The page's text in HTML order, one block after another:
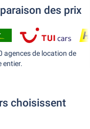
des prix
agences de location de
entier.
choisissent